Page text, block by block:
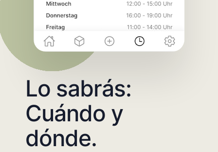
Lo sabrás:
Cuándo y
dónde.